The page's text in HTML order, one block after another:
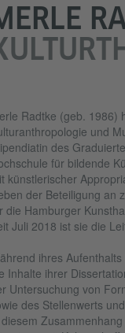
Radtke (geb. 1986)
und
des
für bildende
künstlerischer
der Beteiligung an
die Hamburger
Juli 2018 ist sie die
ihres
Inhalte ihrer
Untersuchung von
des Stellenwerts